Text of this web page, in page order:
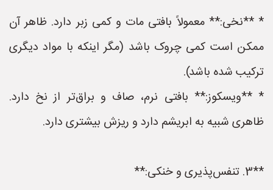
* **نخی:** معمولاً بافتی مات و کمی زبر دارد. ظاهر آن
ممکن است کمی چروک باشد (مگر اینکه با مواد دیگری
ترکیب شده باشد).
* **ویسکوز:** بافتی نرم، صاف و براق‌تر از نخ دارد.
ظاهری شبیه به ابریشم دارد و ریزش بیشتری دارد.
**3. تنفس‌پذیری و خنکی:**